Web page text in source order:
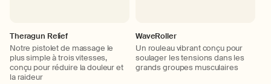
Theragun Relief
Notre pistolet de massage le
plus simple à trois vitesses,
conçu pour réduire la douleur et
la raideur
WaveRoller
Un rouleau vibrant conçu pour
soulager les tensions dans les
grands groupes musculaires